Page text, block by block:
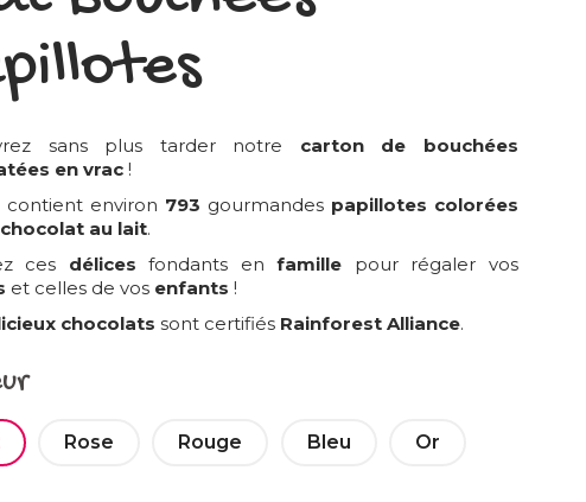
sans plus tarder notre carton de bouchées
en vrac!
contient environ 793 gourmandes papillotes colorées
chocolat au lait.
ces délices fondants enfamille pour régaler vos
et celles de vos enfants !
chocolats sont certifiés Rainforest Alliance.
Rose Rouge Bleu Or